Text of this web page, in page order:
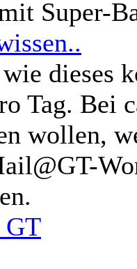
Super-
dieses
Tag. Bei
wollen,
GT